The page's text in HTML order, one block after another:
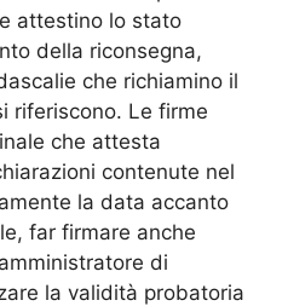
attestino lo stato
della riconsegna,
che richiamino il
riferiscono. Le firme
che attesta
contenute nel
la data accanto
far firmare anche
di
la validità probatoria